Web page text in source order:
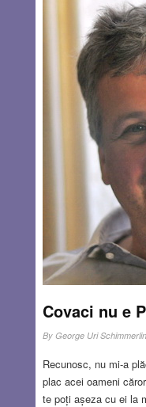
Covaci nu e
By George Uri
Recunosc, nu mi-a
plac acei oameni
te poți așeza cu ei la